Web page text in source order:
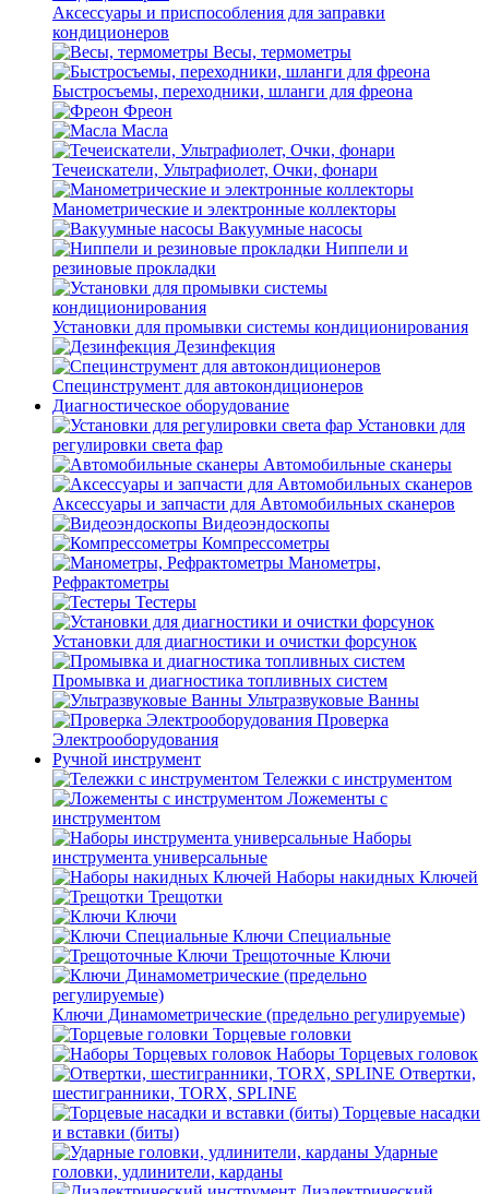
Аксессуары и приспособления для заправки
кондиционеров
Весы, термометры
Быстросъемы, переходники, шланги для фреона
Фреон
Масла
Течеискатели, Ультрафиолет, Очки, фонари
Манометрические и электронные коллекторы
Вакуумные насосы
Ниппели и
резиновые прокладки
Установки для промывки системы кондиционирования
Дезинфекция
Специнструмент для автокондиционеров
Диагностическое оборудование
Установки для
регулировки света фар
Автомобильные сканеры
Аксессуары и запчасти для Автомобильных сканеров
Видеоэндоскопы
Компрессометры
Манометры,
Рефрактометры
Тестеры
Установки для диагностики и очистки форсунок
Промывка и диагностика топливных систем
Ультразвуковые Ванны
Проверка
Электрооборудования
Ручной инструмент
Тележки с инструментом
Ложементы с
инструментом
Наборы
инструмента универсальные
Наборы накидных Ключей
Трещотки
Ключи
Ключи Специальные
Трещоточные Ключи
Ключи Динамометрические (предельно регулируемые)
Торцевые головки
Наборы Торцевых головок
Отвертки,
шестигранники, TORX, SPLINE
Торцевые насадки
и вставки (биты)
Ударные
головки, удлинители, карданы